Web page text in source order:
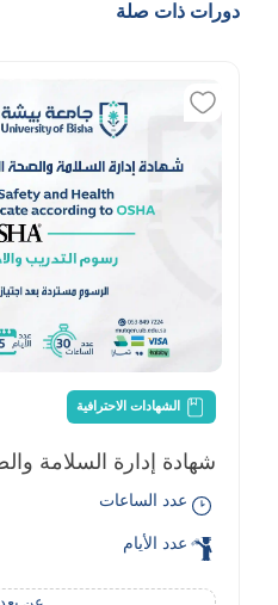
دورات ذات صلة
الشهادات الاحترافية
شهادة إدارة السلامة
معايير OSHA
عدد الساعات
عدد الأيام